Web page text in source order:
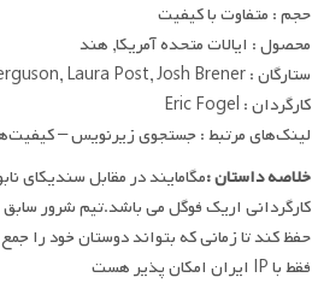
حجم : متفاوت با کیفیت
محصول : ایالات متحده آمریکا, هند
ستارگان : Keith Ferguson, Laura Post, Josh Brener
کارگردان : Eric Fogel
لینک‌های مرتبط : جستجوی زیرنویس –
خلاصه داستان :
کارگردانی اریک فوگل می باشد.تیم شرور سابق
حفظ کند تا زمانی که بتواند دوستان خود را
فقط با IP ایران امکان پذیر هست